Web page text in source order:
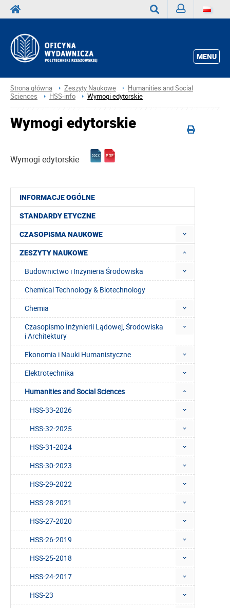
MENU
Strona główna Zeszyty Naukowe
Humanities and Social
Sciences
HSS-info Wymogi edytorskie
INFORMACJE OGÓLNE
STANDARDY ETYCZNE
CZASOPISMA NAUKOWE
ZESZYTY NAUKOWE
Budownictwo i Inżynieria Środowiska
Chemical Technology & Biotechnology
Chemia
Czasopismo Inżynierii Lądowej, Środowiska
i Architektury
Ekonomia i Nauki Humanistyczne
Elektrotechnika
Humanities and Social Sciences
HSS-33-2026
HSS-32-2025
HSS-31-2024
HSS-30-2023
HSS-29-2022
HSS-28-2021
HSS-27-2020
HSS-26-2019
HSS-25-2018
HSS-24-2017
HSS-23
Wymogi edytorskie
Wymogi edytorskie